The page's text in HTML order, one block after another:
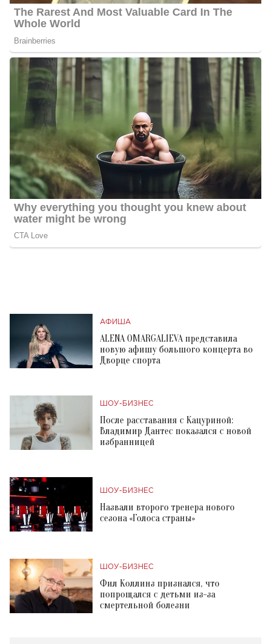
АФИША
ALENA OMARGALIEVA представила
новую афишу большого концерта во
Дворце спорта
ШОУ-БИЗНЕС
После расставания с Кацуриной:
Владимир Дантес показался с новой
избранницей
ШОУ-БИЗНЕС
Назвали второго тренера нового
сезона «Голоса страны»
ШОУ-БИЗНЕС
Фил Коллинз признался, что
попрощался с детьми из-за
смертельной болезни